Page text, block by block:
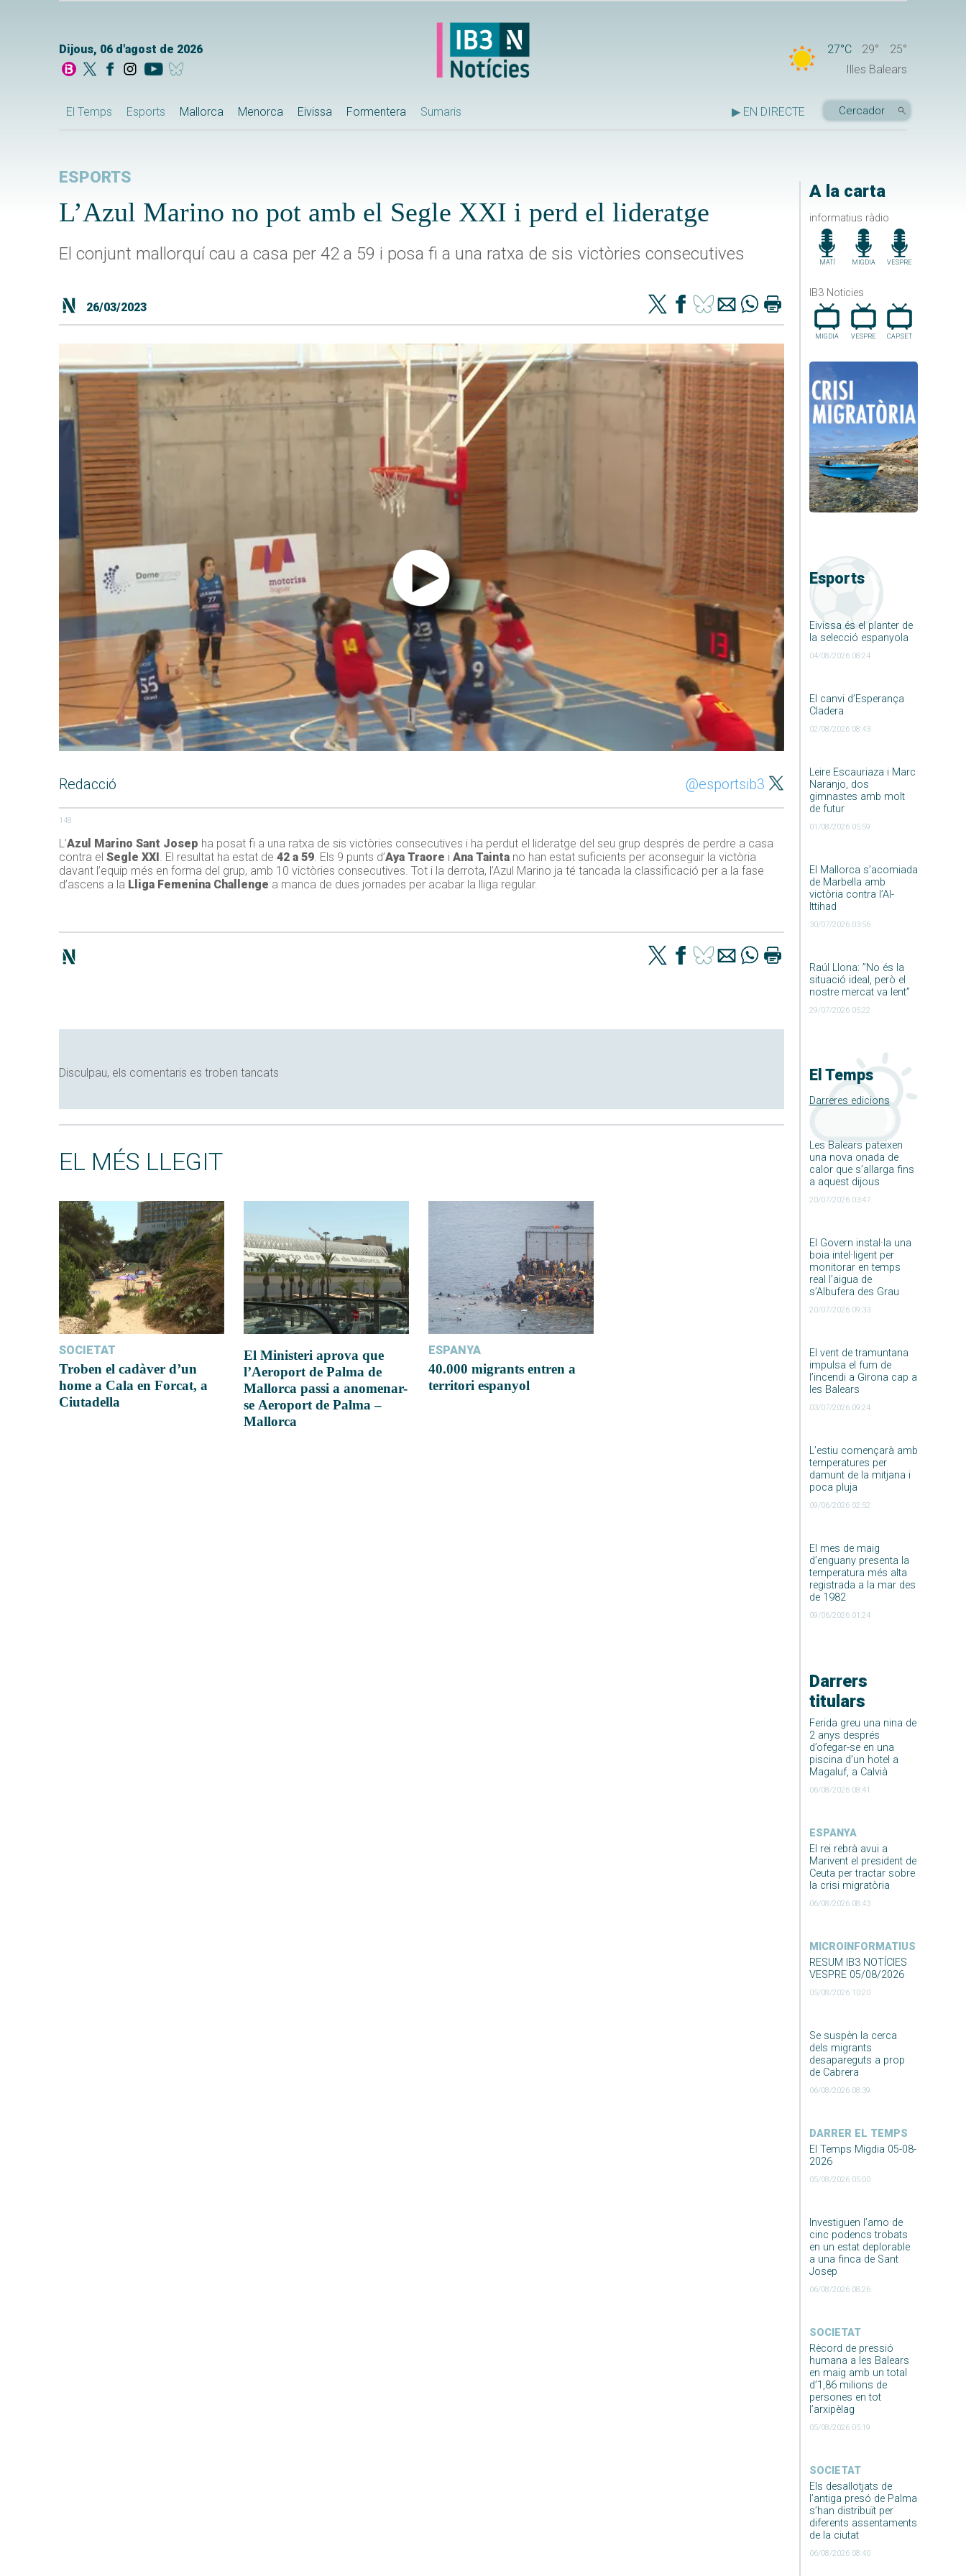
Dijous, 06 d'agost de 2026 27°C 29°
25°
Illes Balears
El Temps Esports Mallorca Menorca Eivissa Formentera Sumaris ▶ EN DIRECTE
A la carta
informatius ràdio
MATÍ MIGDIA VESPRE
IB3 Noticies
MIGDIA VESPRE CAP.SET
Esports
Eivissa és el planter de
la selecció espanyola
04/08/2026 08:24
El canvi d’Esperança
Cladera
02/08/2026 08:43
Leire Escauriaza i Marc
Naranjo, dos
gimnastes amb molt
de futur
01/08/2026 05:59
El Mallorca s’acomiada
de Marbella amb
victòria contra l’Al-
Ittihad
30/07/2026 03:56
Raúl Llona: ”No és la
situació ideal, però el
nostre mercat va lent”
29/07/2026 05:22
El Temps
Darreres edicions
Les Balears pateixen
una nova onada de
calor que s’allarga fins
a aquest dijous
20/07/2026 03:47
El Govern instal·la una
boia intel·ligent per
monitorar en temps
real l’aigua de
s’Albufera des Grau
20/07/2026 09:33
El vent de tramuntana
impulsa el fum de
l’incendi a Girona cap a
les Balears
03/07/2026 09:24
L’estiu començarà amb
temperatures per
damunt de la mitjana i
poca pluja
09/06/2026 02:52
El mes de maig
d’enguany presenta la
temperatura més alta
registrada a la mar des
de 1982
09/06/2026 01:24
Darrers
titulars
Ferida greu una nina de
2 anys després
d’ofegar-se en una
piscina d’un hotel a
Magaluf, a Calvià
06/08/2026 08:41
ESPANYA
El rei rebrà avui a
Marivent el president de
Ceuta per tractar sobre
la crisi migratòria
06/08/2026 08:43
MICROINFORMATIUS
RESUM IB3 NOTÍCIES
VESPRE 05/08/2026
05/08/2026 10:20
Se suspèn la cerca
dels migrants
desapareguts a prop
de Cabrera
06/08/2026 08:39
DARRER EL TEMPS
El Temps Migdia 05-08-
2026
05/08/2026 05:00
Investiguen l’amo de
cinc podencs trobats
en un estat deplorable
a una finca de Sant
Josep
06/08/2026 08:26
SOCIETAT
Rècord de pressió
humana a les Balears
en maig amb un total
d’1,86 milions de
persones en tot
l’arxipèlag
05/08/2026 05:19
SOCIETAT
Els desallotjats de
l’antiga presó de Palma
s’han distribuït per
diferents assentaments
de la ciutat
06/08/2026 08:40
ESPORTS
L’Azul Marino no pot amb el Segle XXI i perd el lideratge
El conjunt mallorquí cau a casa per 42 a 59 i posa fi a una ratxa de sis victòries consecutives
26/03/2023
Redacció @esportsib3
148
L’Azul Marino Sant Josep ha posat fi a una ratxa de sis victòries consecutives i ha perdut el lideratge del seu grup després de perdre a casa
contra el Segle XXI . El resultat ha estat de 42 a 59. Els 9 punts d’Aya Traore i Ana Tainta no han estat suficients per aconseguir la victòria
davant l’equip més en forma del grup, amb 10 victòries consecutives. Tot i la derrota, l’Azul Marino ja té tancada la classificació per a la fase
d’ascens a la Lliga Femenina Challenge a manca de dues jornades per acabar la lliga regular.
Disculpau, els comentaris es troben tancats
EL MÉS LLEGIT
SOCIETAT
Troben el cadàver d’un
home a Cala en Forcat, a
Ciutadella
El Ministeri aprova que
l’Aeroport de Palma de
Mallorca passi a anomenar-
se Aeroport de Palma –
Mallorca
ESPANYA
40.000 migrants entren a
territori espanyol